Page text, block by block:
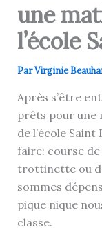
une
l’école
ParVirginie
Après s’être
prêts pour une
de l’école
faire: course
trottinette ou
sommes
pique nique
classe.